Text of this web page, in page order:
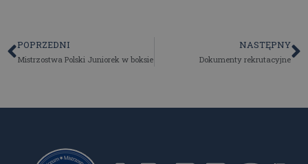
POPRZEDNI
Mistrzostwa Polski Juniorek w boksie
NASTĘPNY
Dokumenty rekrutacyjne